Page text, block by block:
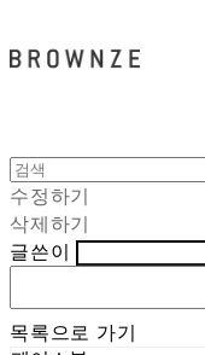
수정하기
삭제하기
글쓴이
목록으로 가기